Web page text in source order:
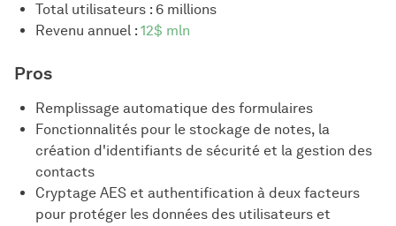
Total utilisateurs : 6 millions
Revenu annuel : 12$ mln
Pros
Remplissage automatique des formulaires
Fonctionnalités pour le stockage de notes, la
création d'identifiants de sécurité et la gestion des
contacts
Cryptage AES et authentification à deux facteurs
pour protéger les données des utilisateurs et